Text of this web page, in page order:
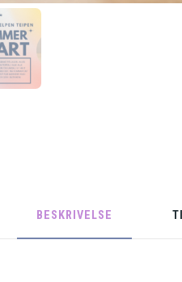
BESKRIVELSE